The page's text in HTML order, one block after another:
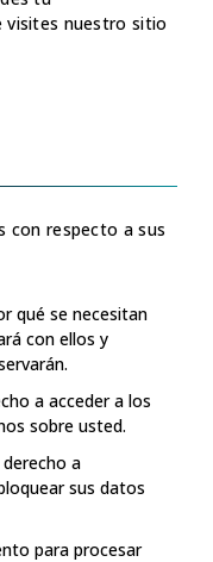
visites nuestro sitio
con respecto a sus
qué se necesitan
con ellos y
a acceder a los
sobre usted.
a
sus datos
para procesar